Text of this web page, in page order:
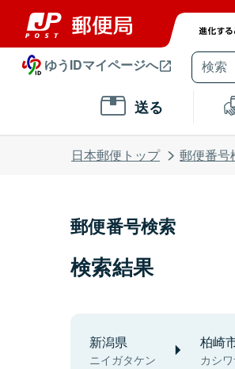
ゆうIDマイページへ
送る
日本郵便トップ 郵便番号
郵便番号検索
検索結果
新潟県
ニイガタケン
柏崎
カシ